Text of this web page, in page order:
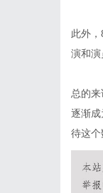
此外
演和
总的
逐渐
待这个